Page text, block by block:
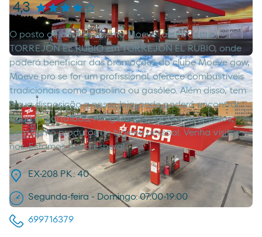
4,3
O posto de abastecimento Moeve (antes Cepsa)
TORREJON EL RUBIO em TORREJON EL RUBIO, onde
poderá beneficiar das promoções do clube Moeve gow,
Moeve pro se for um profissional, oferece combustíveis
tradicionais como gasolina ou gasóleo. Além disso, tem
à sua disposição a nossa loja, onde poderá encontrar
água engarrafada, refrigerantes, snacks ou gelados,
bem como produtos de higiene pessoal. Venha visitar-
nos. Estamos à sua espera!
EX-208 PK: 40
Segunda-feira - Domingo: 07:00-19:00
699716379